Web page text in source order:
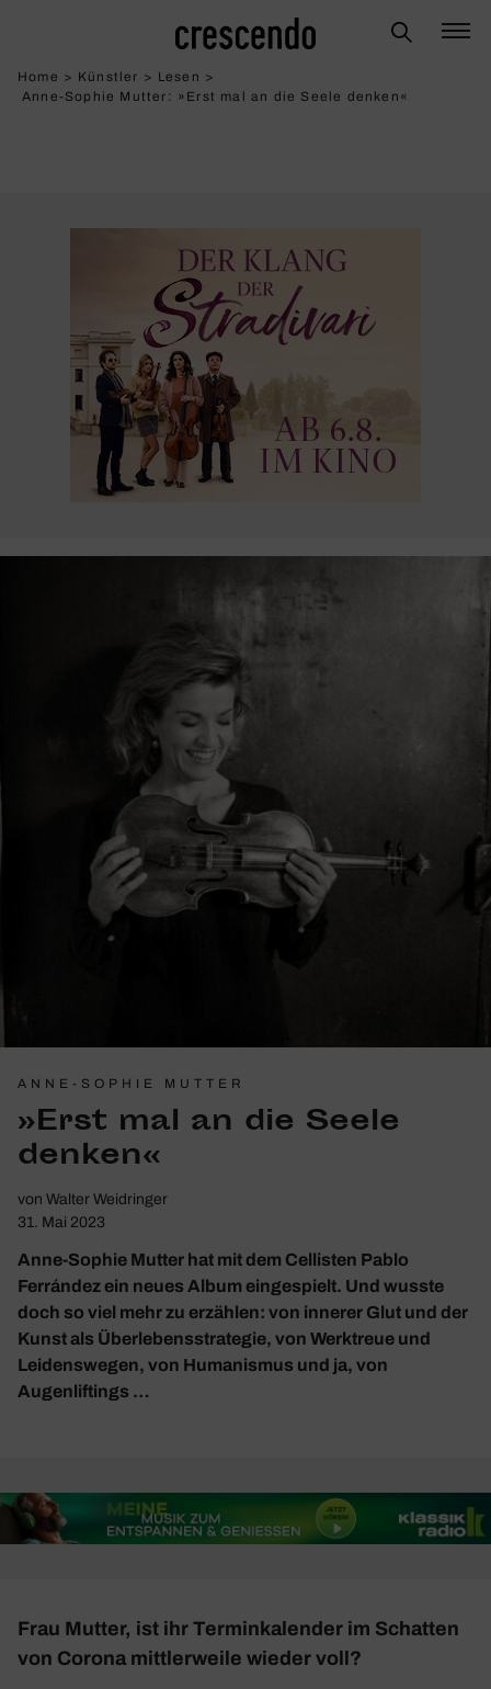
Home > Künstler > Lesen >
Anne-Sophie Mutter: »Erst mal an die Seele denken«
ANNE-SOPHIE MUTTER
»Erst mal an die Seele
denken«
von Walter Weidringer
31. Mai 2023
Anne-Sophie Mutter hat mit dem Cellisten Pablo
Ferrández ein neues Album eingespielt. Und wusste
doch so viel mehr zu erzählen: von innerer Glut und der
Kunst als Überlebensstrategie, von Werktreue und
Leidenswegen, von Humanismus und ja, von
Augenliftings …
Frau Mutter, ist ihr Termin­ka­lender im Schatten
von Corona mitt­ler­weile wieder voll?